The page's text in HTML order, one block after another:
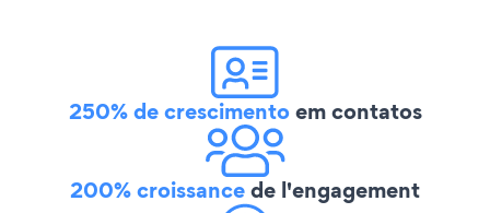
250% de crescimentoem contatos
200% croissancede l'engagement